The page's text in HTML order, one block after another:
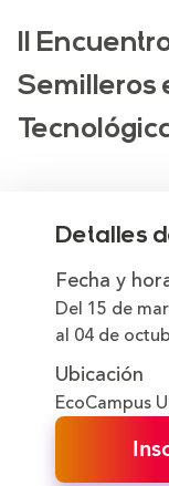
II
Semilleros
Detalles
Fecha y
Del 15 de
al 04 de
Ubicación
EcoCampus